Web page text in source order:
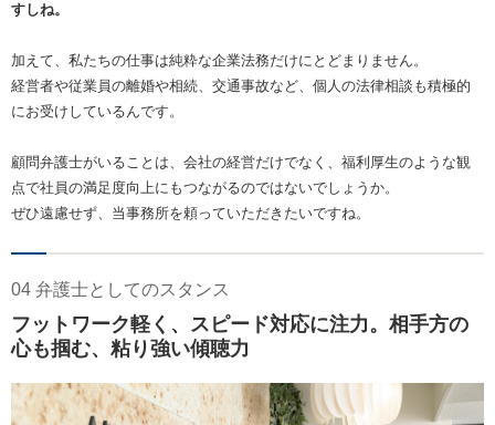
すしね。
加えて、私たちの仕事は純粋な企業法務だけにとどまりません。
経営者や従業員の離婚や相続、交通事故など、個人の法律相談も積極的
にお受けしているんです。
顧問弁護士がいることは、会社の経営だけでなく、福利厚生のような観
点で社員の満足度向上にもつながるのではないでしょうか。
ぜひ遠慮せず、当事務所を頼っていただきたいですね。
04 弁護士としてのスタンス
フットワーク軽く、スピード対応に注力。相手方の
心も掴む、粘り強い傾聴力